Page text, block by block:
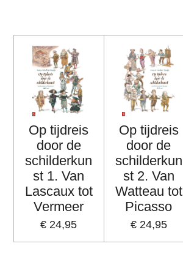
Op tijdreis
door de
schilderkun
st 1. Van
Lascaux tot
Vermeer
€ 24,95
Op tijdreis
door de
schilderkun
st 2. Van
Watteau tot
Picasso
€ 24,95